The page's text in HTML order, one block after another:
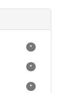
*
*
*
*
*
*
*
*